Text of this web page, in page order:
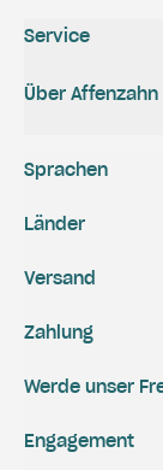
Service
Über Affenzahn
Versand
Zahlung
Engagement
Werde unser
Sprachen
Länder